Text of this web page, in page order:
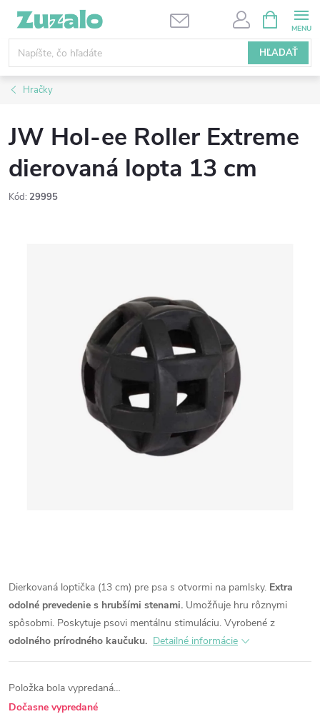
Prejsť
obsah
HĽADAŤ
KOŠÍK
Hračky
JW Hol-ee Roller Extreme
dierovaná lopta 13 cm
Kód: 29995
Dierkovaná loptička (13 cm) pre psa s otvormi na pamlsky. Extra
odolné prevedenie s hrubšími stenami. Umožňuje hru rôznymi
spôsobmi. Poskytuje psovi mentálnu stimuláciu. Vyrobené z
odolného prírodného kaučuku. Detailné informácie
Položka bola vypredaná…
Dočasne vypredané